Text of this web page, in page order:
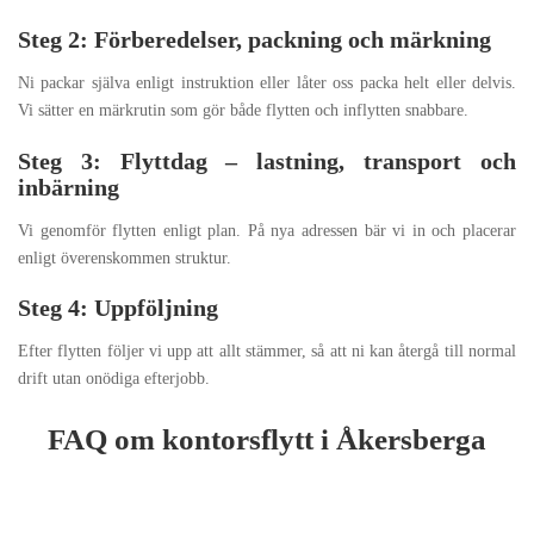
Steg 2: Förberedelser, packning och märkning
Ni packar själva enligt instruktion eller låter oss packa helt eller delvis.
Vi sätter en märkrutin som gör både flytten och inflytten snabbare.
Steg 3: Flyttdag – lastning, transport och
inbärning
Vi genomför flytten enligt plan. På nya adressen bär vi in och placerar
enligt överenskommen struktur.
Steg 4: Uppföljning
Efter flytten följer vi upp att allt stämmer, så att ni kan återgå till normal
drift utan onödiga efterjobb.
FAQ om kontorsflytt i Åkersberga